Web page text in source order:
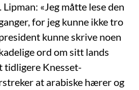
«Jeg måtte lese den
for jeg kunne ikke tro
kunne skrive noen
ord om sitt lands
tidligere Knesset-
at arabiske hærer og